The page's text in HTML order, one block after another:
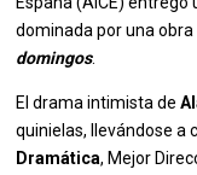
dominada por una
domingos.
El drama intimista de
quinielas, llevándose a
Dramática, Mejor